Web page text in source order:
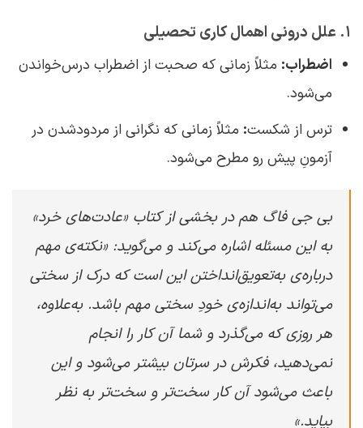
۱. علل درونی اهمال ‌کاری تحصیلی
اضطراب: مثلاً زمانی که صحبت از اضطراب درس‌خواندن
می‌شود.
ترس از شکست: مثلاً زمانی که نگرانی از مردودشدن در
آزمونِ پیش ‌رو مطرح می‌شود.
بی جی فاگ هم در بخشی از کتاب «عادت‌های خرد»
به این مسئله اشاره می‌کند و می‌گوید: «نکته‌ی مهم
درباره‌ی به‌تعویق‌انداختن این است که درک از سختی
می‌تواند به‌اندازه‌ی خودِ سختی مهم باشد. به‌علاوه،
هر روزی که می‌گذرد و شما آن کار را انجام
نمی‌دهید، فکرش در سرتان بیشتر می‌شود و این
باعث می‌شود آن کار سخت‌تر و سخت‌تر به نظر
بیاید.»